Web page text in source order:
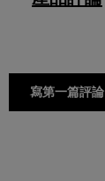
寫第一篇評論